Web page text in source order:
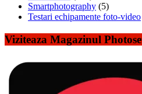
Smartphotography (5)
Testari echipamente foto-video
Viziteaza Magazinul